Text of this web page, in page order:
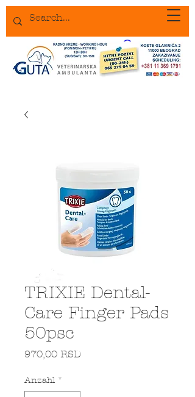
TRIXIE Dental-
Care Finger Pads
50psc
970,00 RSDPreis
Anzahl *